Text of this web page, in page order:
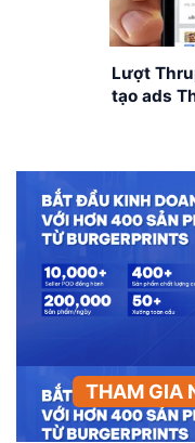
Lượt
tạo ads
THAM GIA